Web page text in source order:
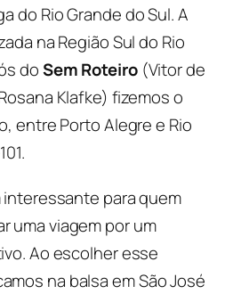
do Rio Grande do Sul. A
na Região Sul do Rio
doSem Roteiro(Vitor de
Klafke) fizemos o
entre Porto Alegre e Rio
interessante para quem
uma viagem por um
Ao escolher esse
na balsa em São José